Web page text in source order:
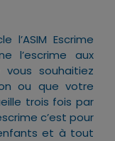
Escrime
l’escrime aux
souhaitiez
ou que votre
trois fois par
c’est pour
et à tout